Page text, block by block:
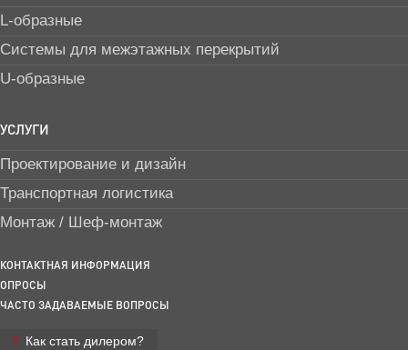
L-образные
Системы для межэтажных перекрытий
U-образные
УСЛУГИ
Проектирование и дизайн
Транспортная логистика
Монтаж / Шеф-монтаж
КОНТАКТНАЯ ИНФОРМАЦИЯ
ОПРОСЫ
ЧАСТО ЗАДАВАЕМЫЕ ВОПРОСЫ
Как стать дилером?